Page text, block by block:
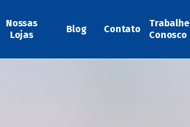
Nossas
Lojas
Blog Contato
Trabalhe
Conosco